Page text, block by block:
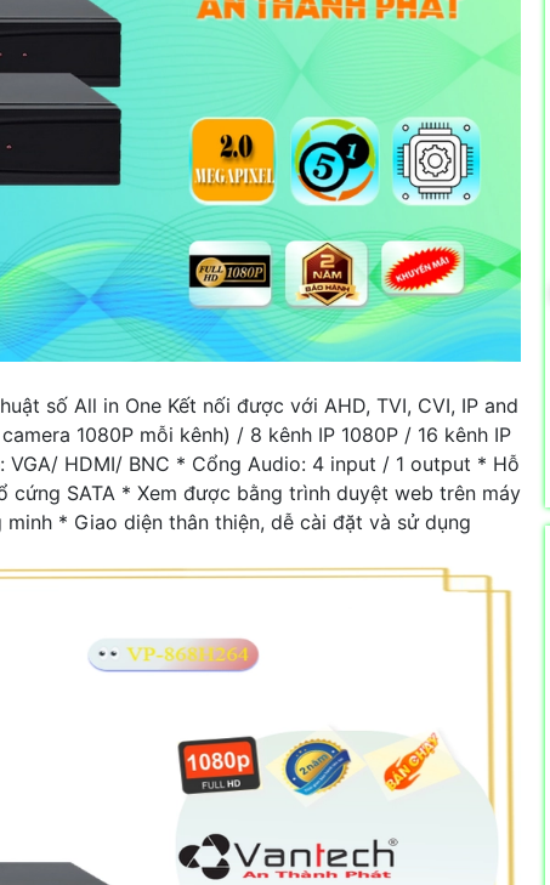
số All in One Kết nối được với AHD, TVI, CVI, IP and
1080P mỗi kênh) / 8 kênh IP 1080P / 16 kênh IP
HDMI/ BNC * Cổng Audio: 4 input / 1 output * Hỗ
SATA * Xem được bằng trình duyệt web trên máy
* Giao diện thân thiện, dễ cài đặt và sử dụng